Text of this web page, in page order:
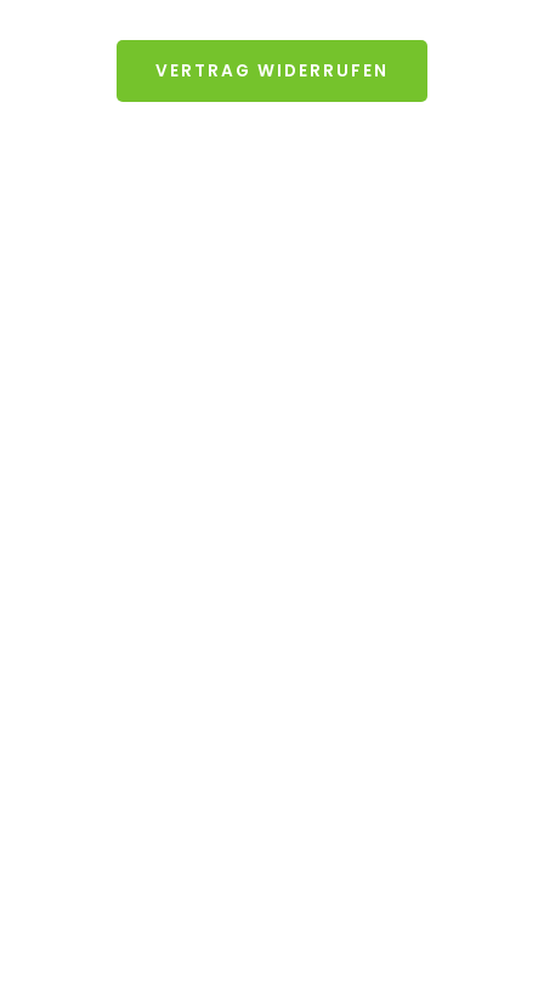
VERTRAG WIDERRUFEN